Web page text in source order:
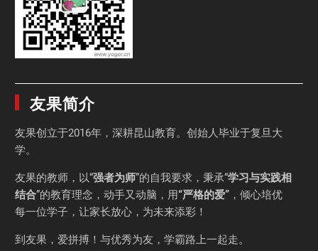
友果简介
友果创立于2016年，深耕昆山教育。创始人毕业于复旦大
学。
友果的教师，以“强者为师”的自我要求，秉承“学习与实践相
结合”的教育理念，动手又动脑，用“严格的爱” ，倾心培优
每一位学子，让家长放心，为未来添彩！
到友果，爱拼搏！与优秀为友，学霸路上一起走。